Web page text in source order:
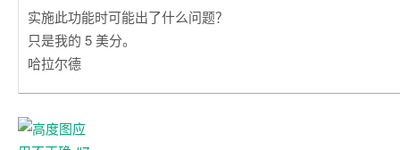
实施此功能时可能出了什么问题？
只是我的 5 美分。
哈拉尔德